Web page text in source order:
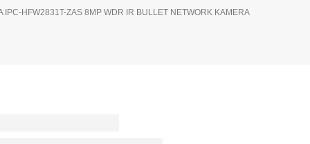
IPC-HFW2831T-ZAS 8MP WDR IR BULLET NETWORK KAMERA